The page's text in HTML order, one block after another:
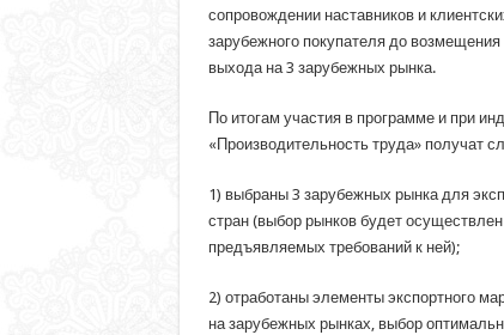
сопровождении наставников и
зарубежного покупателя до
выхода на 3 зарубежных рынка.
По итогам участия в программе и при
«Производительность труда» получат
1) выбраны 3 зарубежных рынка для
стран (выбор рынков будет
предъявляемых требований к ней);
2) отработаны элементы экспортного
на зарубежных рынках, выбор